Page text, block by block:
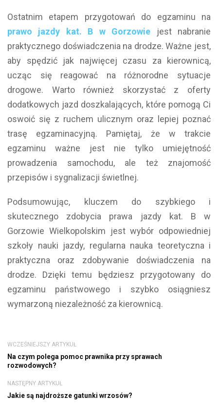
Ostatnim etapem przygotowań do egzaminu na
prawo jazdy kat. B w Gorzowie jest nabranie
praktycznego doświadczenia na drodze. Ważne jest,
aby spędzić jak najwięcej czasu za kierownicą,
ucząc się reagować na różnorodne sytuacje
drogowe. Warto również skorzystać z oferty
dodatkowych jazd doszkalających, które pomogą Ci
oswoić się z ruchem ulicznym oraz lepiej poznać
trasę egzaminacyjną. Pamiętaj, że w trakcie
egzaminu ważne jest nie tylko umiejętność
prowadzenia samochodu, ale też znajomość
przepisów i sygnalizacji świetlnej.
Podsumowując, kluczem do szybkiego i
skutecznego zdobycia prawa jazdy kat. B w
Gorzowie Wielkopolskim jest wybór odpowiedniej
szkoły nauki jazdy, regularna nauka teoretyczna i
praktyczna oraz zdobywanie doświadczenia na
drodze. Dzięki temu będziesz przygotowany do
egzaminu państwowego i szybko osiągniesz
wymarzoną niezależność za kierownicą.
WCZEŚNIEJSZY ARTYKUŁ
Na czym polega pomoc prawnika przy sprawach
rozwodowych?
NASTĘPNY ARTYKUŁ
Jakie są najdroższe gatunki wrzosów?